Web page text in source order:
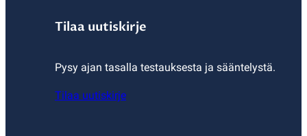
Tilaa uutiskirje
Pysy ajan tasalla testauksesta ja sääntelystä.
Tilaa uutiskirje